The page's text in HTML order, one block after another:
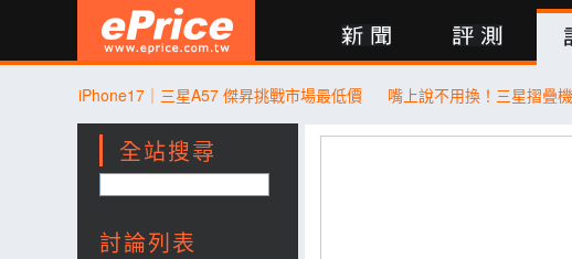
評測 討論 產品 買賣 商城 登入 行動版
iPhone17｜三星A57 傑昇挑戰市場最低價
全站搜尋
討論列表